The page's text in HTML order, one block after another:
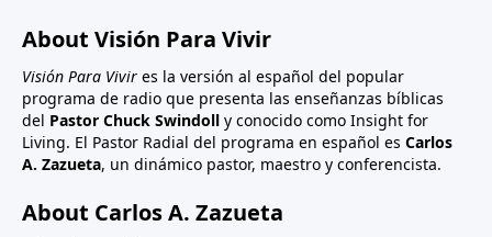
About Visión Para Vivir
Visión Para Vivir es la versión al español del popular
programa de radio que presenta las enseñanzas bíblicas
del Pastor Chuck Swindoll y conocido como Insight for
Living. El Pastor Radial del programa en español es Carlos
A. Zazueta, un dinámico pastor, maestro y conferencista.
About Carlos A. Zazueta